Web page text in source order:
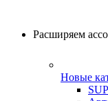
Расширяем
Новые